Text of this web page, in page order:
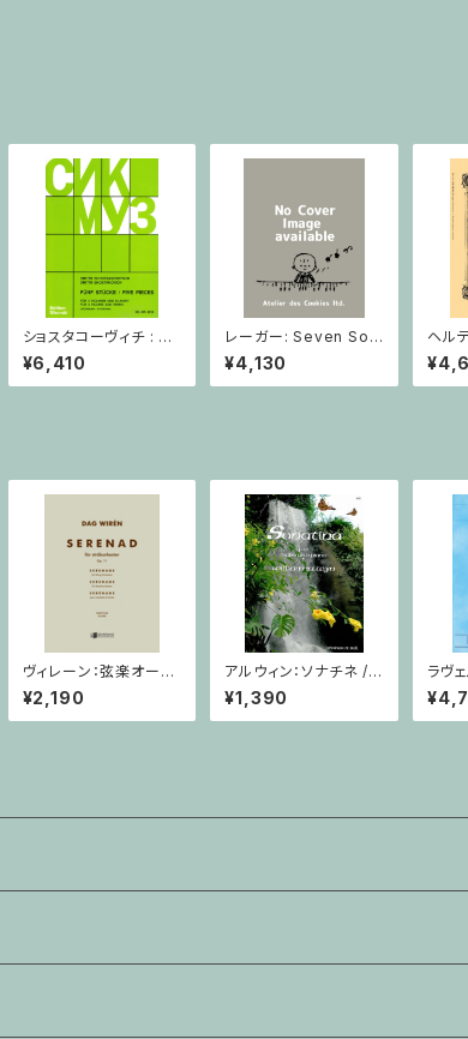
ショスタコーヴィチ : 2
つのヴァイオリンとピア
ノのための 5つの小品 /
ヴァイオリン2とピアノ
¥6,410
レーガー: Seven Son
atas op. 91 Heft 2 /
ヴァイオリン
¥4,130
ヘル
奏曲
トラン
ヴィレーン：弦楽オーケ
ストラのための セレナ
ード Op.11 / ミニチュア
スコア
¥2,190
アルウィン：ソナチネ /
ヴァイオリン・ピアノ
¥1,390
ラヴ
チュア